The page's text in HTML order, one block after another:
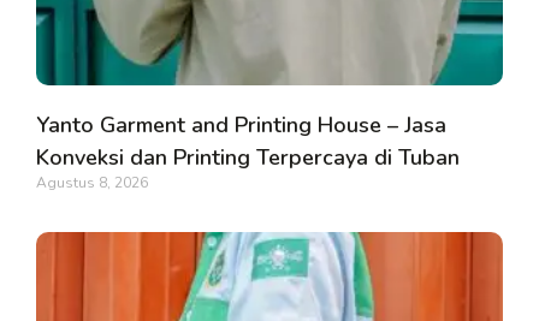
Yanto Garment and Printing House – Jasa
Konveksi dan Printing Terpercaya di Tuban
Agustus 8, 2026